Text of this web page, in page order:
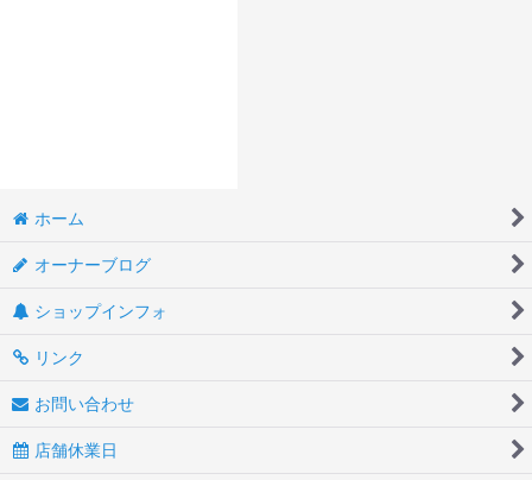
ホーム
オーナーブログ
ショップインフォ
リンク
お問い合わせ
店舗休業日